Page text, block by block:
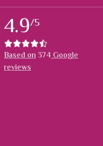
4.9/5
Based on 374Google
reviews